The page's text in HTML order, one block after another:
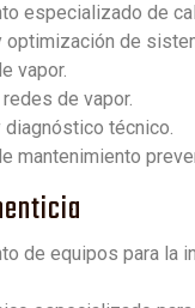
especializado de
optimización de
vapor.
de vapor.
diagnóstico técnico.
mantenimiento
de equipos para la